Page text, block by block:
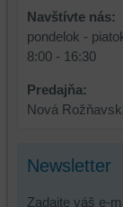
Navštívte nás:
pondelok -
8:00 - 16:30
Predajňa:
Nová
Newsletter
Zadajte váš e-
strán,
widgety
atď.